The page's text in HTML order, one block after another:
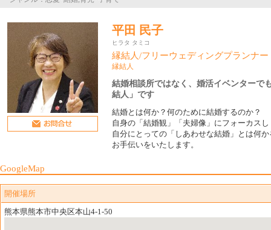
平田 民子
ヒラタ タミコ
縁結人/フリーウェディングプランナー
縁結人
結婚相談所ではなく、婚活イベンターで
結人」です
結婚とは何か？何のために結婚するのか？
自身の「結婚観」「夫婦像」にフォーカスし
自分にとっての「しあわせな結婚」とは何
お手伝いをいたします。
GoogleMap
開催場所
熊本県熊本市中央区本山4-1-50